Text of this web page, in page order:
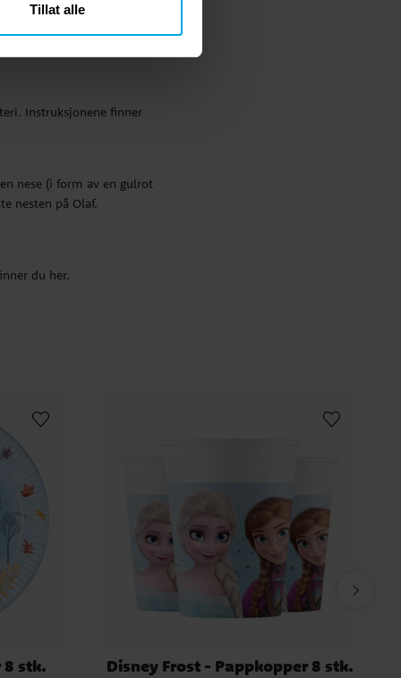
Tillat alle
Instruksjonene finner
nese (i form av en gulrot
nesten på Olaf.
du her.
8 stk. Disney Frost - Pappkopper 8 stk.